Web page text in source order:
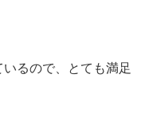
るので、とても満足